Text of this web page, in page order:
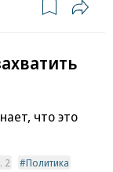
что это
2
Политика